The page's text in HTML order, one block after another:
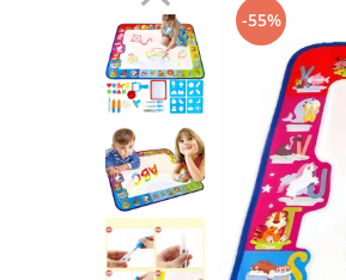
iRobot Roomba
Karcher Parkside
Tefal Rowenta X-Force Flex
Xiaomi Roborock
Aspiratoare
Accesorii auto interioare
-55%